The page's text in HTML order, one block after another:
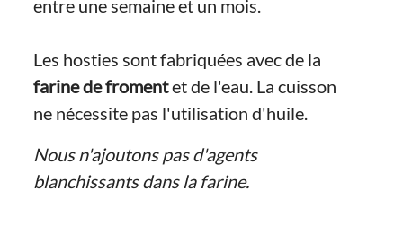
entre une semaine et un mois.
Les hosties sont fabriquées avec de la
farine de fromentet de l'eau. La cuisson
ne nécessite pas l'utilisation d'huile.
Nous n'ajoutons pas d'agents
blanchissants dans la farine.